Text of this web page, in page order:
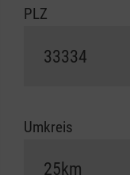
PLZ
Umkreis